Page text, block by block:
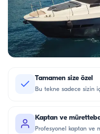
Tamamen size özel
Bu tekne sadece sizin
Kaptan ve
Profesyonel kaptan ve